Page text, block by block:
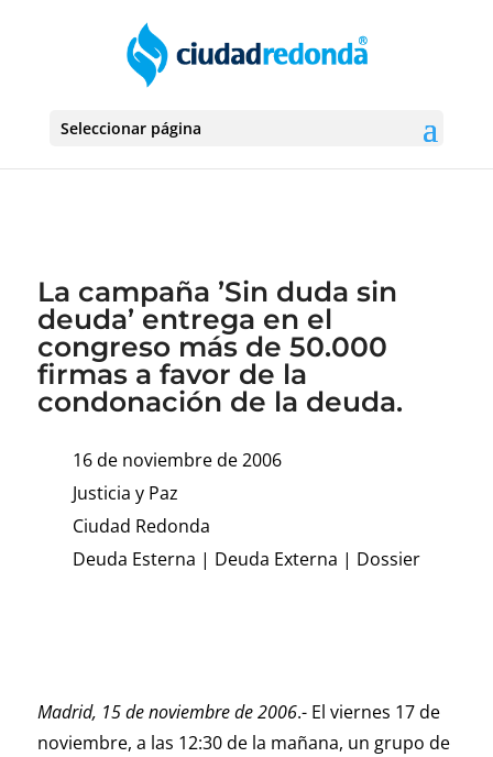
Seleccionar página
La campaña ’Sin duda sin
deuda’ entrega en el
congreso más de 50.000
firmas a favor de la
condonación de la deuda.
16 de noviembre de 2006
Justicia y Paz
Ciudad Redonda
Deuda Esterna | Deuda Externa | Dossier
Madrid, 15 de noviembre de 2006.- El viernes 17 de
noviembre, a las 12:30 de la mañana, un grupo de